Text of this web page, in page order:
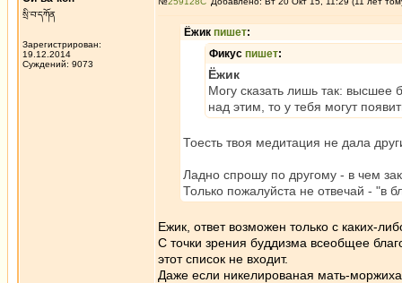
སྲི་བ་དཀོན
Зарегистрирован:
19.12.2014
Суждений: 9073
Ёжик пишет:
Фикус пишет:
Ёжик
Могу сказать лишь так: высшее
над этим, то у тебя могут
Тоесть твоя медитация не дала
Ладно спрошу по другому - в чем
Только пожалуйста не отвечай - "в
Ежик, ответ возможен только с каких-
С точки зрения буддизма всеобщее
этот список не входит.
Даже если никелированая мать-